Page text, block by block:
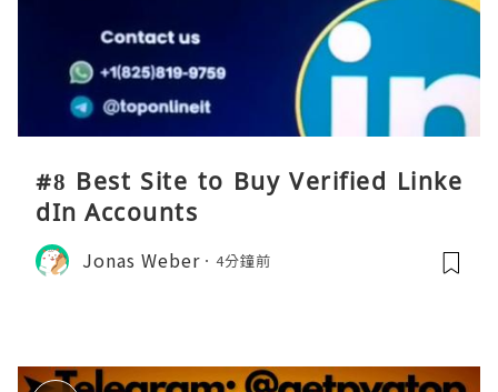
#8 Best Site to Buy Verified Linke
dIn Accounts
Jonas Weber 4分鐘前